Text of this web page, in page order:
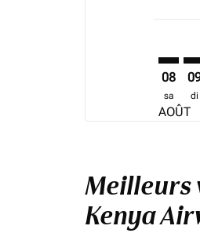
08
sa
AOÛT
di
Meilleurs
Kenya